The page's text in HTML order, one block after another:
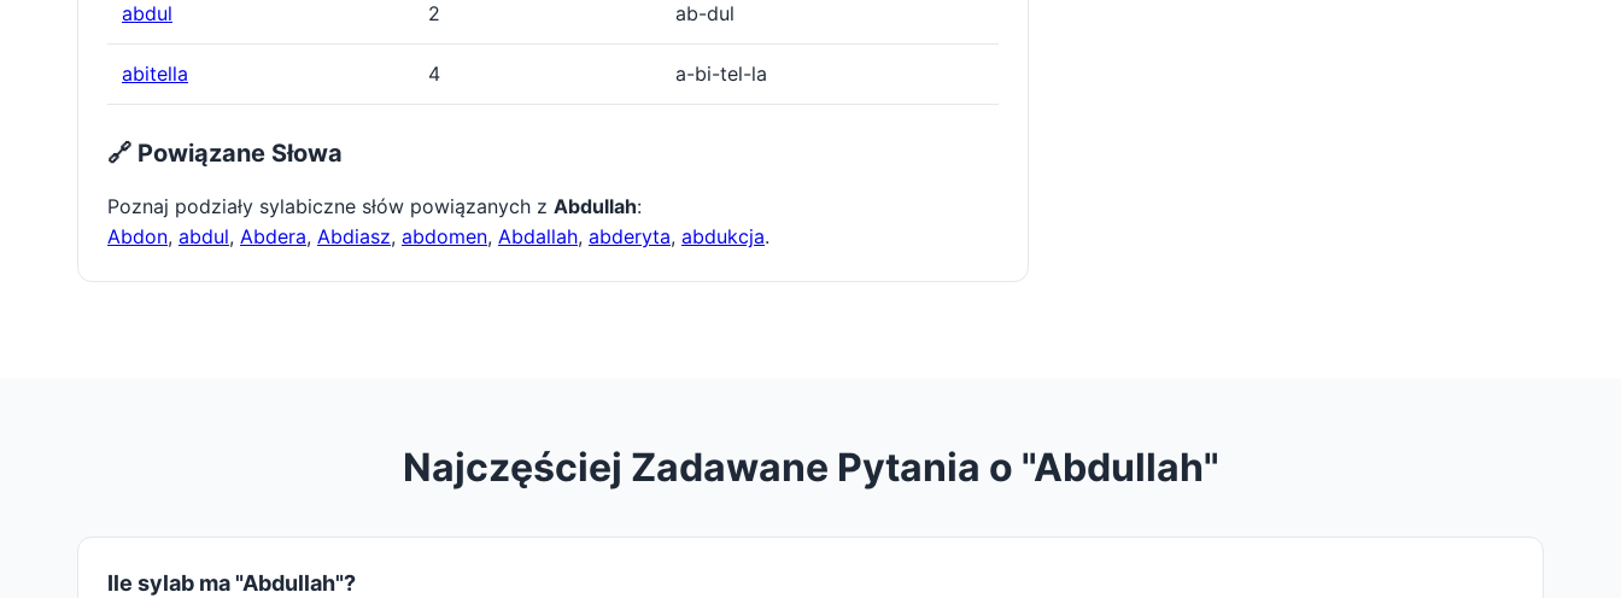
abdul 2 ab-dul
abitella 4 a-bi-tel-la
🔗 Powiązane Słowa
Poznaj podziały sylabiczne słów powiązanych z Abdullah:
Abdon, abdul, Abdera, Abdiasz, abdomen, Abdallah, abderyta, abdukcja.
Najczęściej Zadawane Pytania o "Abdullah"
Ile sylab ma "Abdullah"?